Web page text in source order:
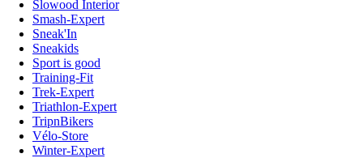
Slowood Interior
Smash-Expert
Sneak'In
Sneakids
Sport is good
Training-Fit
Trek-Expert
Triathlon-Expert
TripnBikers
Vélo-Store
Winter-Expert